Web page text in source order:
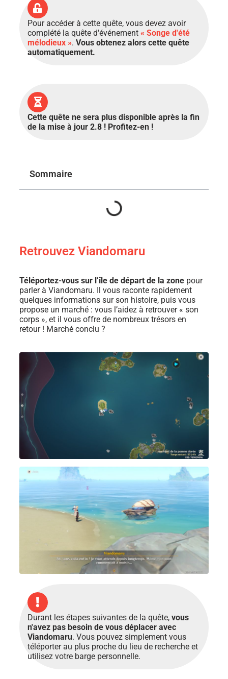
Pour accéder à cette quête, vous devez avoir
complété la quête d'événement « Songe d'été
mélodieux ». Vous obtenez alors cette quête
automatiquement.
Cette quête ne sera plus disponible après la fin
de la mise à jour 2.8 ! Profitez-en !
Sommaire
Retrouvez Viandomaru
Téléportez-vous sur l’île de départ de la zone pour
parler à Viandomaru. Il vous raconte rapidement
quelques informations sur son histoire, puis vous
propose un marché : vous l’aidez à retrouver « son
corps », et il vous offre de nombreux trésors en
retour ! Marché conclu ?
Durant les étapes suivantes de la quête, vous
n'avez pas besoin de vous déplacer avec
Viandomaru. Vous pouvez simplement vous
téléporter au plus proche du lieu de recherche et
utilisez votre barge personnelle.